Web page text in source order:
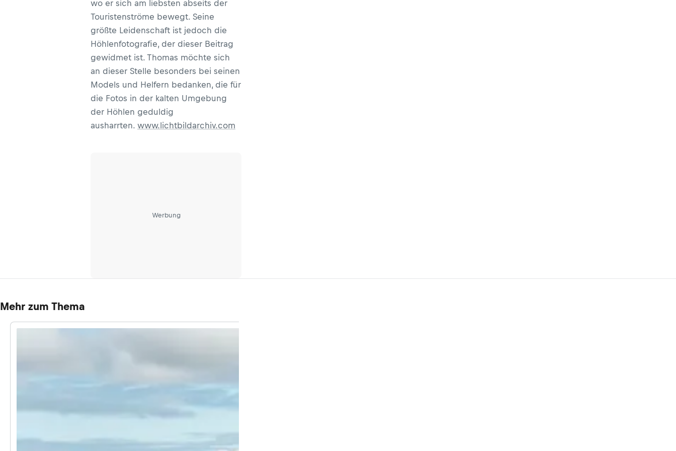
wo er sich am liebsten abseits der
Touristenströme bewegt. Seine
größte Leidenschaft ist jedoch die
Höhlenfotografie, der dieser Beitrag
gewidmet ist. Thomas möchte sich
an dieser Stelle besonders bei seinen
Models und Helfern bedanken, die für
die Fotos in der kalten Umgebung
der Höhlen geduldig
ausharrten. www.lichtbildarchiv.com
Werbung
Mehr zum Thema